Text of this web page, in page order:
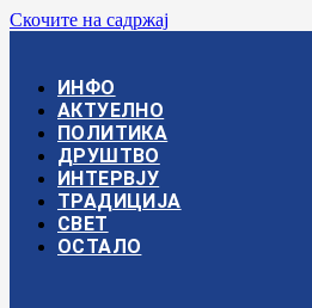
Скочите на садржај
ИНФО
АКТУЕЛНО
ПОЛИТИКА
ДРУШТВО
ИНТЕРВЈУ
ТРАДИЦИЈА
СВЕТ
ОСТАЛО